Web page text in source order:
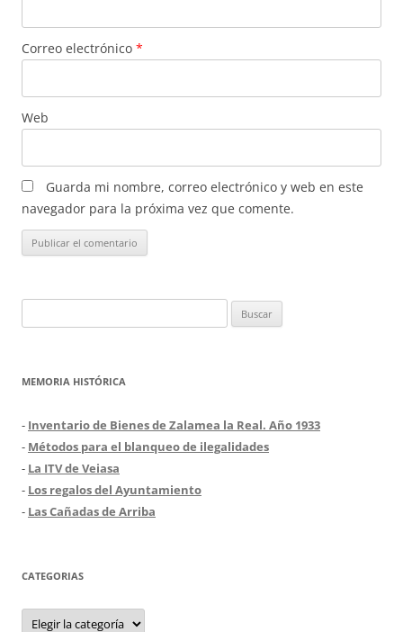
Correo electrónico *
Web
Guarda mi nombre, correo electrónico y web en este
navegador para la próxima vez que comente.
MEMORIA HISTÓRICA
- Inventario de Bienes de Zalamea la Real. Año 1933
- Métodos para el blanqueo de ilegalidades
- La ITV de Veiasa
- Los regalos del Ayuntamiento
- Las Cañadas de Arriba
CATEGORIAS
Categorias